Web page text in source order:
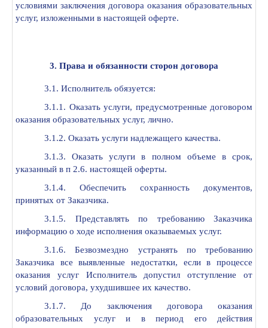
условиями заключения договора оказания образовательных
услуг, изложенными в настоящей оферте.
3. Права и обязанности сторон договора
3.1. Исполнитель обязуется:
3.1.1. Оказать услуги, предусмотренные договором
оказания образовательных услуг, лично.
3.1.2. Оказать услуги надлежащего качества.
3.1.3. Оказать услуги в полном объеме в срок,
указанный в п 2.6. настоящей оферты.
3.1.4. Обеспечить сохранность документов,
принятых от Заказчика.
3.1.5. Представлять по требованию Заказчика
информацию о ходе исполнения оказываемых услуг.
3.1.6. Безвозмездно устранять по требованию
Заказчика все выявленные недостатки, если в процессе
оказания услуг Исполнитель допустил отступление от
условий договора, ухудшившее их качество.
3.1.7. До заключения договора оказания
образовательных услуг и в период его действия